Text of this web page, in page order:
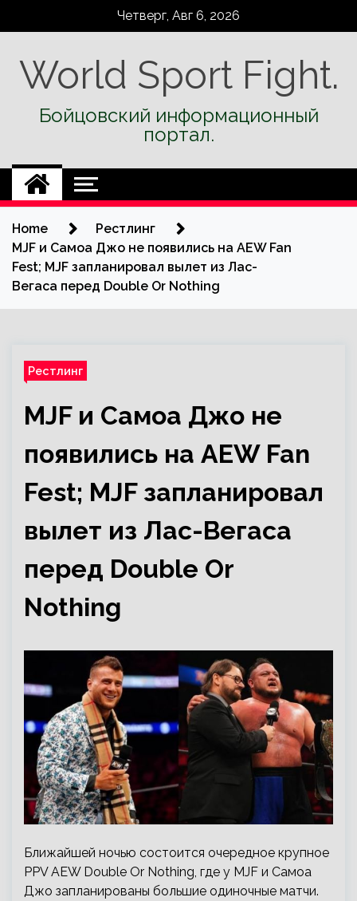
Четверг, Авг 6, 2026
World Sport Fight.
Бойцовский информационный
портал.
Home
Рестлинг
MJF и Самоа Джо не появились на AEW Fan
Fest; MJF запланировал вылет из Лас-
Вегаса перед Double Or Nothing
Рестлинг
MJF и Самоа Джо не
появились на AEW Fan
Fest; MJF запланировал
вылет из Лас-Вегаса
перед Double Or
Nothing
Ближайшей ночью состоится очередное крупное
PPV AEW Double Or Nothing, где у MJF и Самоа
Джо запланированы большие одиночные матчи.